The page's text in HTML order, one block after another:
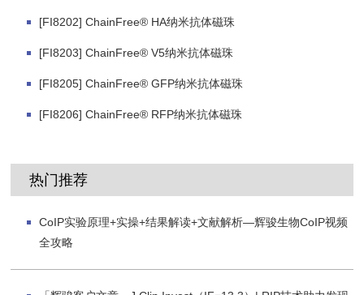
[FI8202] ChainFree® HA纳米抗体磁珠
[FI8203] ChainFree® V5纳米抗体磁珠
[FI8205] ChainFree® GFP纳米抗体磁珠
[FI8206] ChainFree® RFP纳米抗体磁珠
热门推荐
CoIP实验原理+实操+结果解读+文献解析—辉骏生物CoIP视频
全攻略